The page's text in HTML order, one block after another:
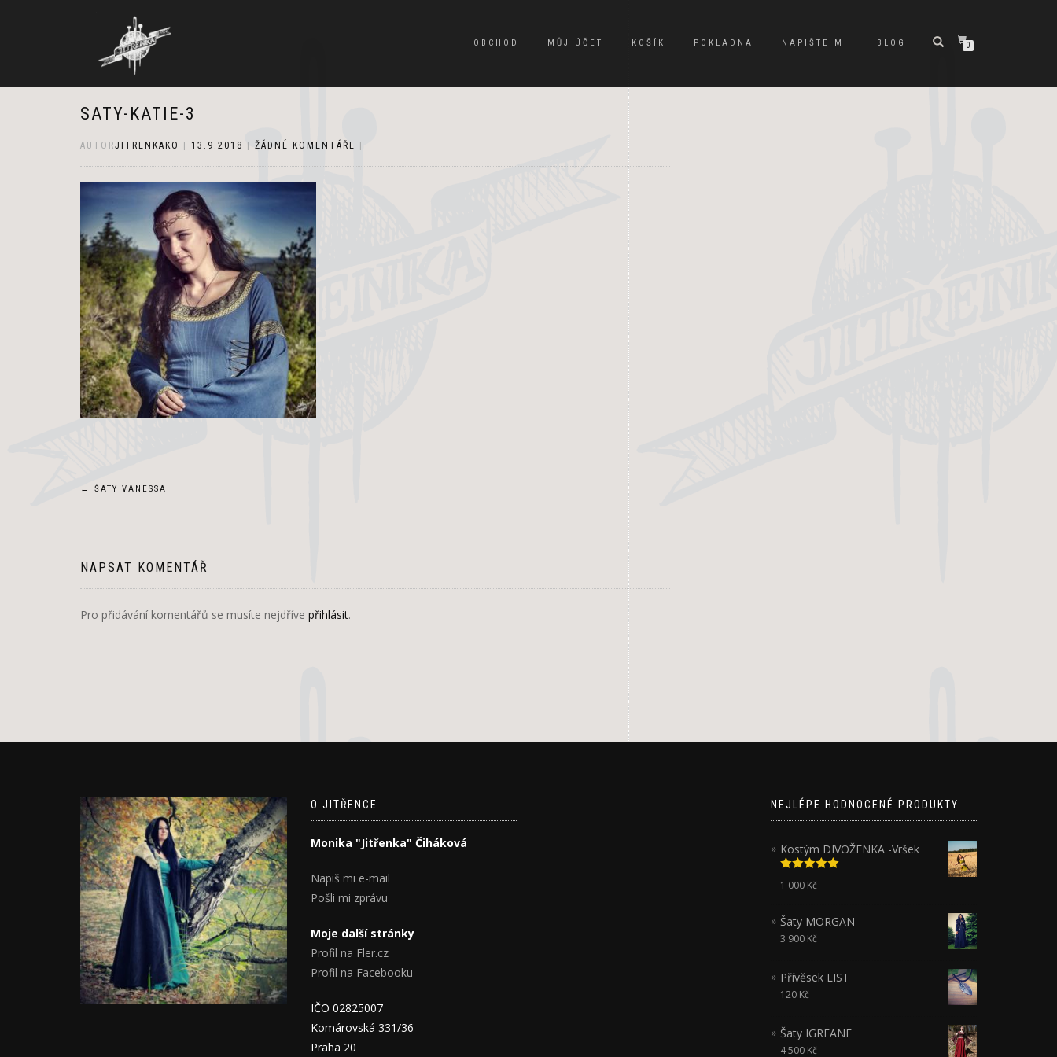
OBCHOD MŮJ ÚČET KOŠÍK POKLADNA NAPIŠTE MI BLOG 0
SATY-KATIE-3
AUTORJITRENKAKO 13.9.2018 ŽÁDNÉ KOMENTÁŘE
Navigace
příspěvek
← ŠATY VANESSA
NAPSAT KOMENTÁŘ
Pro přidávání komentářů se musíte nejdříve přihlásit.
O JITŘENCE
Monika "Jitřenka" Čiháková
Napiš mi e-mail
Pošli mi zprávu
Moje další stránky
Profil na Fler.cz
Profil na Facebooku
IČO 02825007
Komárovská 331/36
Praha 20
NEJLÉPE HODNOCENÉ PRODUKTY
Kostým DIVOŽENKA -Vršek
Hodnocení
5.00z 5
1 000 Kč
Šaty MORGAN
3 900 Kč
Přívěsek LIST
120 Kč
Šaty IGREANE
4 500 Kč